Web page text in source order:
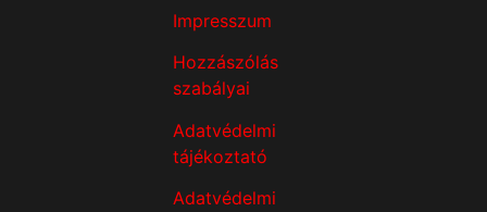
Impresszum
Hozzászólás
szabályai
Adatvédelmi
tájékoztató
Adatvédelmi